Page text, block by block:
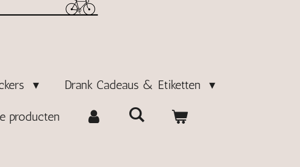
Drank Cadeaus & Etiketten
producten